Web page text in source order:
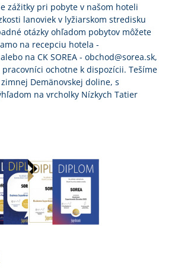
zážitky pri pobyte v našom hoteli
lanoviek v lyžiarskom stredisku
otázky ohľadom pobytov môžete
na recepciu hotela -
na CK SOREA - obchod@sorea.sk,
ochotne k dispozícii. Tešíme
Demänovskej doline, s
na vrcholky Nízkych Tatier